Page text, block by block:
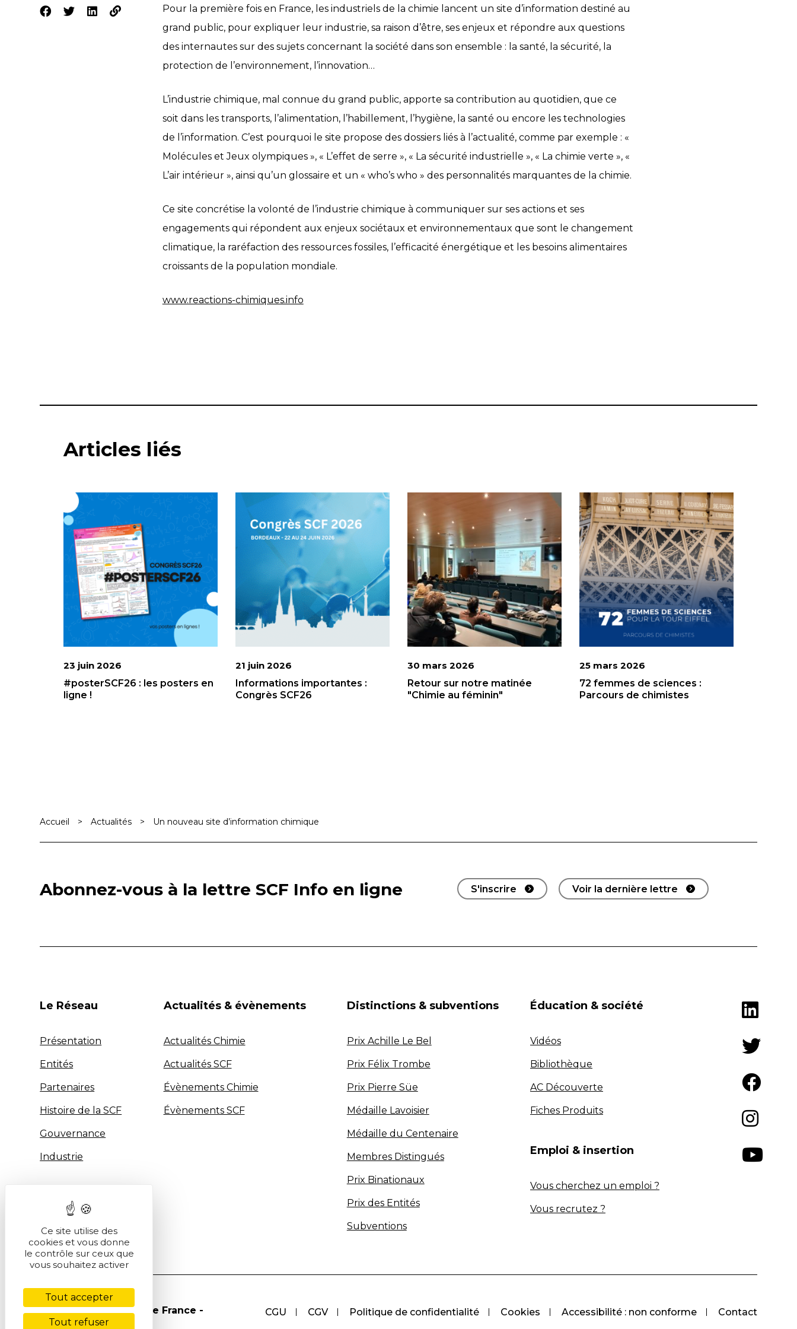
Pour la première fois en France, les industriels de la chimie lancent un site d’information destiné au
grand public, pour expliquer leur industrie, sa raison d’être, ses enjeux et répondre aux questions
des internautes sur des sujets concernant la société dans son ensemble : la santé, la sécurité, la
protection de l’environnement, l’innovation…
L’industrie chimique, mal connue du grand public, apporte sa contribution au quotidien, que ce
soit dans les transports, l’alimentation, l’habillement, l’hygiène, la santé ou encore les technologies
de l’information. C’est pourquoi le site propose des dossiers liés à l’actualité, comme par exemple : «
Molécules et Jeux olympiques », « L’effet de serre », « La sécurité industrielle », « La chimie verte », «
L’air intérieur », ainsi qu’un glossaire et un « who’s who » des personnalités marquantes de la chimie.
Ce site concrétise la volonté de l’industrie chimique à communiquer sur ses actions et ses
engagements qui répondent aux enjeux sociétaux et environnementaux que sont le changement
climatique, la raréfaction des ressources fossiles, l’efficacité énergétique et les besoins alimentaires
croissants de la population mondiale.
www.reactions-chimiques.info
Articles liés
23 juin 2026
#posterSCF26 : les posters en
ligne !
21 juin 2026
Informations importantes :
Congrès SCF26
30 mars 2026
Retour sur notre matinée
"Chimie au féminin"
25 mars 2026
72 femmes de sciences :
Parcours de chimistes
Accueil > Actualités > Un nouveau site d’information chimique
Abonnez-vous à la lettre SCF Info en ligne S'inscrire Voir la dernière lettre
Le Réseau
Présentation
Entités
Partenaires
Histoire de la SCF
Gouvernance
Industrie
Actualités & évènements
Actualités Chimie
Actualités SCF
Évènements Chimie
Évènements SCF
Distinctions & subventions
Prix Achille Le Bel
Prix Félix Trombe
Prix Pierre Süe
Médaille Lavoisier
Médaille du Centenaire
Membres Distingués
Prix Binationaux
Prix des Entités
Subventions
Éducation & société
Vidéos
Bibliothèque
AC Découverte
Fiches Produits
Emploi & insertion
Vous cherchez un emploi ?
Vous recrutez ?
CGU CGV Politique de confidentialité Cookies Accessibilité : non conforme Contact
© Société Chimique de France -
Ce site utilise des
cookies et vous donne
le contrôle sur ceux que
vous souhaitez activer
Tout accepter
Tout refuser